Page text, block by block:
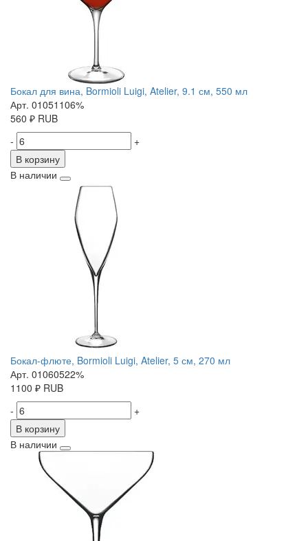
Бокал для вина, Bormioli Luigi, Atelier, 9.1 см, 550 мл
Арт. 01051106%
560 ₽ RUB
-
+
В корзину
В наличии
Бокал-флюте, Bormioli Luigi, Atelier, 5 см, 270 мл
Арт. 01060522%
1100 ₽ RUB
-
+
В корзину
В наличии